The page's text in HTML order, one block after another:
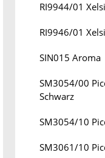
RI9944/01
RI9946/01
SIN015 Aroma
SM3054/00
Schwarz
SM3054/10
SM3061/10